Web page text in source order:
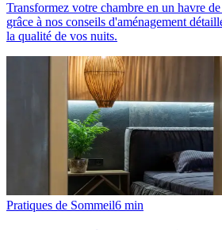
Transformez votre chambre en un havre
grâce à nos conseils d'aménagement
la qualité de vos nuits.
Pratiques de Sommeil6 min